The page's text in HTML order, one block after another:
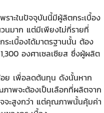
พราะในปัจจุบันนี้มีผู้ลิตกระเบื้อง
นมาก แต่มีเพียงไม่กี่รายที่
ระเบื้องได้มาตรฐานนั้น ต้อง
องศาเซลเซียส ซึ่งผู้ผลิต
น้อย เพื่อลดต้นทุน ดังนั้นหาก
าพจะต้องเป็นเลือกที่ผลิตจาก
จะสูงกว่า แต่คุณภาพนั้นคุ้มค่า